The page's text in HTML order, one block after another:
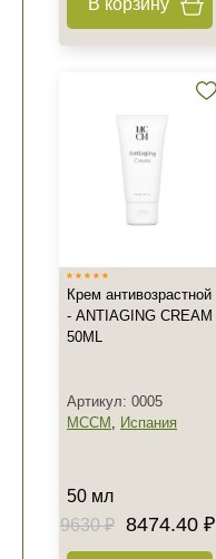
В корзину
Крем антивозрастной
- ANTIAGING CREAM
50ML
Артикул: 0005
MCCM , Испания
50 мл
9630 ₽
8474.40 ₽